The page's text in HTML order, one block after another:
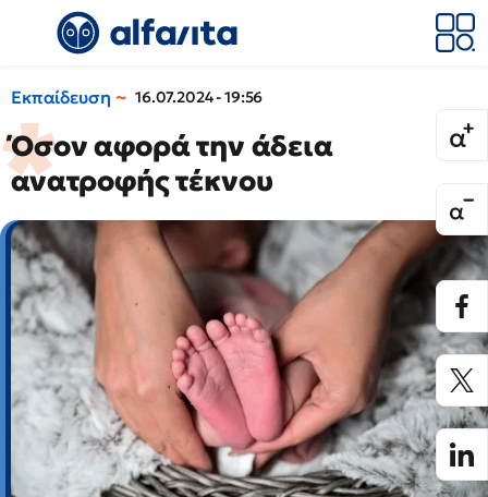
Εκπαίδευση 16.07.2024 - 19:56
Όσον αφορά την άδεια
ανατροφής τέκνου